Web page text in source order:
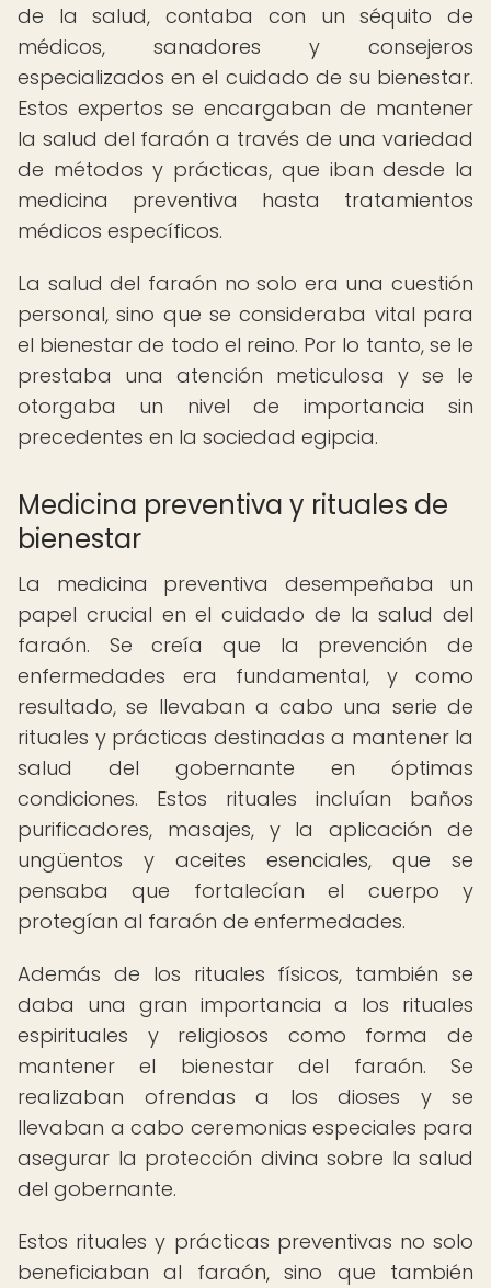
de la salud, contaba con un séquito de
médicos, sanadores y consejeros
especializados en el cuidado de su bienestar.
Estos expertos se encargaban de mantener
la salud del faraón a través de una variedad
de métodos y prácticas, que iban desde la
medicina preventiva hasta tratamientos
médicos específicos.
La salud del faraón no solo era una cuestión
personal, sino que se consideraba vital para
el bienestar de todo el reino. Por lo tanto, se le
prestaba una atención meticulosa y se le
otorgaba un nivel de importancia sin
precedentes en la sociedad egipcia.
Medicina preventiva y rituales de
bienestar
La medicina preventiva desempeñaba un
papel crucial en el cuidado de la salud del
faraón. Se creía que la prevención de
enfermedades era fundamental, y como
resultado, se llevaban a cabo una serie de
rituales y prácticas destinadas a mantener la
salud del gobernante en óptimas
condiciones. Estos rituales incluían baños
purificadores, masajes, y la aplicación de
ungüentos y aceites esenciales, que se
pensaba que fortalecían el cuerpo y
protegían al faraón de enfermedades.
Además de los rituales físicos, también se
daba una gran importancia a los rituales
espirituales y religiosos como forma de
mantener el bienestar del faraón. Se
realizaban ofrendas a los dioses y se
llevaban a cabo ceremonias especiales para
asegurar la protección divina sobre la salud
del gobernante.
Estos rituales y prácticas preventivas no solo
beneficiaban al faraón, sino que también